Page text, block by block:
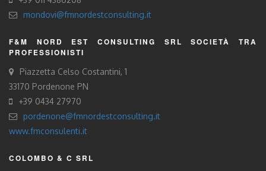
mondovi@fmnordestconsulting.it
F&M NORD EST CONSULTING SRL SOCIETÀ TRA
PROFESSIONISTI
Piazzetta Celso Costantini, 1
33170 Pordenone PN
+39 0434 27970
pordenone@fmnordestconsulting.it
www.fmconsulenti.it
COLOMBO & C SRL